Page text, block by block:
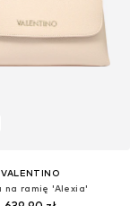
VALENTINO
na ramię 'Alexia'